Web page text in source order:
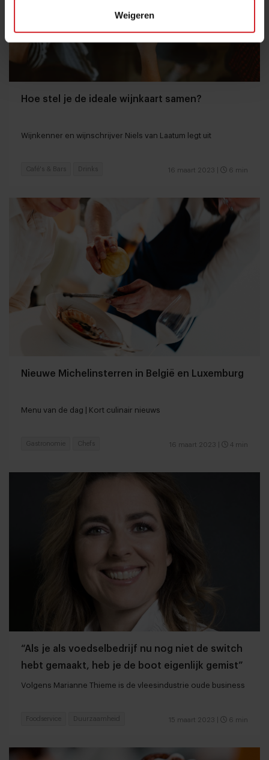
Weigeren
Hoe stel je de ideale wijnkaart samen?
Wijnkenner en wijnschrijver Niels van Laatum legt uit
16 maart 2023 6 min
Café's & Bars Drinks
Nieuwe Michelinsterren in België en Luxemburg
Menu van de dag | Kort culinair nieuws
16 maart 2023 4 min
Gastronomie Chefs
“Als je als voedselbedrijf nu nog niet de switch
hebt gemaakt, heb je de boot eigenlijk gemist”
Volgens Marianne Thieme is de vleesindustrie oude business
15 maart 2023 6 min
Foodservice Duurzaamheid